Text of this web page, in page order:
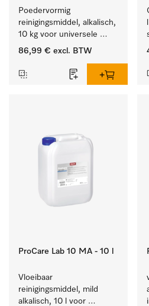
Poedervormig
reinigingsmiddel, alkalisch,
10 kg voor universele
machinale reiniging van
gerei.
86,99 € excl. BTW
ProCare Lab 10 MA - 10 l
Vloeibaar
reinigingsmiddel, mild
alkalisch, 10 l voor